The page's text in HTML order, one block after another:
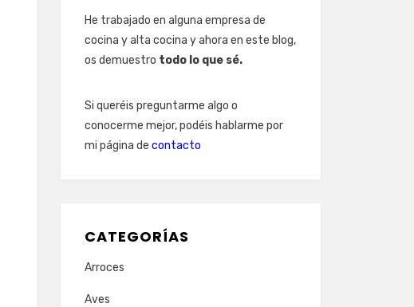
He trabajado en alguna empresa de
cocina y alta cocina y ahora en este blog,
os demuestro todo lo que sé.
Si queréis preguntarme algo o
conocerme mejor, podéis hablarme por
mi página de contacto
CATEGORÍAS
Arroces
Aves